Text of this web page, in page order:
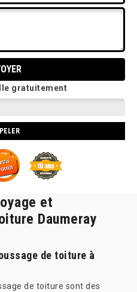
gratuitement
et
Daumeray
de toiture à
de toiture sont des